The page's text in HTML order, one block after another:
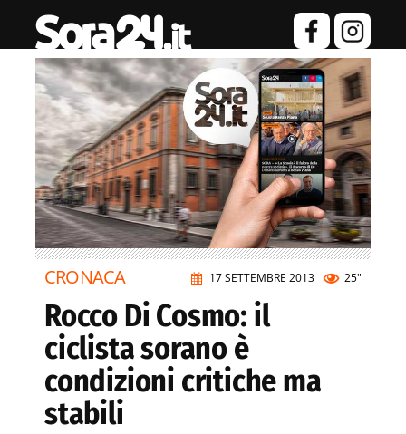
17 SETTEMBRE 2013 25"
CRONACA
Rocco Di Cosmo: il
ciclista sorano è
condizioni critiche ma
stabili